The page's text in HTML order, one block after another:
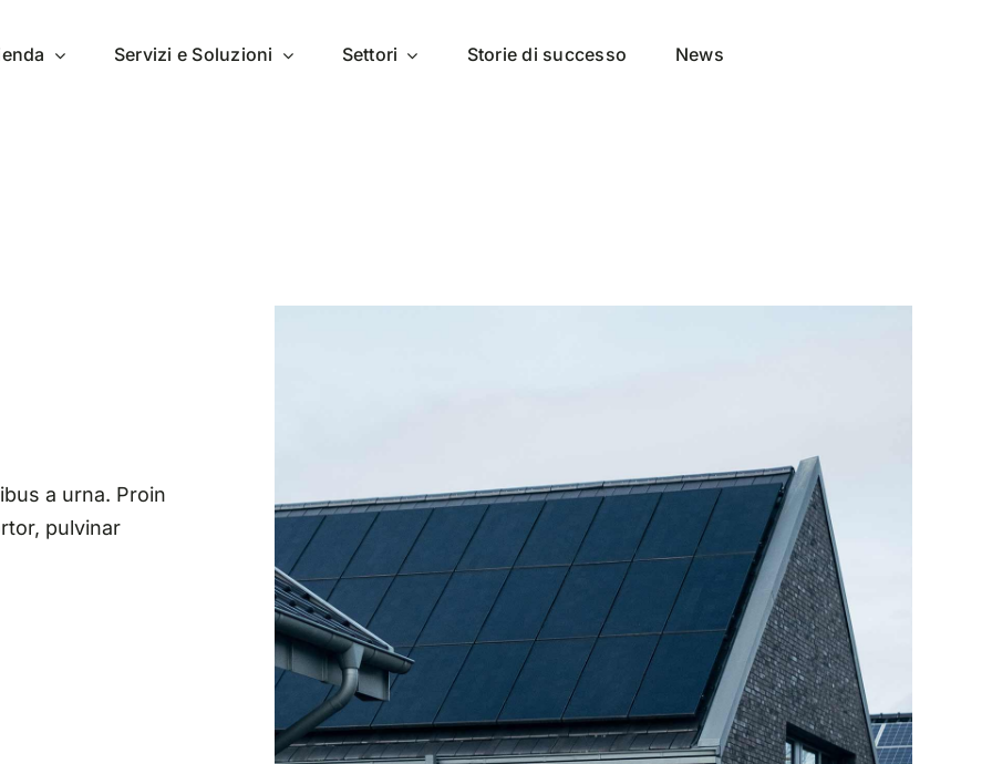
Servizi e Soluzioni Settori Storie di successo News
a urna. Proin
pulvinar